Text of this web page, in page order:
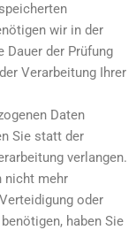
wir in der
Dauer der Prüfung
Verarbeitung Ihrer
Daten
Sie statt der
verlangen.
nicht mehr
oder
haben Sie